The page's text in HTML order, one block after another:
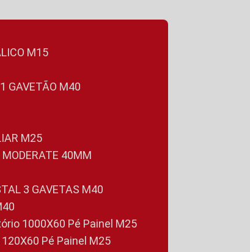
M15
1 GAVETÃO M40
M25
MODERATE 40MM
3 GAVETAS M40
1000X60 Pé Painel M25
120X60 Pé Painel M25